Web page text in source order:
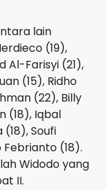
lain
(19),
Al-Farisyi (21),
(15), Ridho
(22), Billy
(18), Iqbal
Soufi
Febrianto (18).
Widodo yang
II.